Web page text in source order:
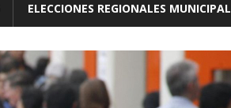
ELECCIONES REGIONALES